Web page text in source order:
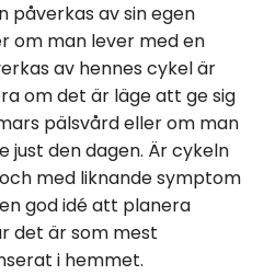
påverkas av sin egen
om man lever med en
av hennes cykel är
om det är läge att ge sig
pälsvård eller om man
just den dagen. Är cykeln
med liknande symptom
god idé att planera
det är som mest
i hemmet.